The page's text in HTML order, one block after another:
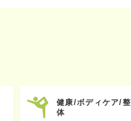
健康/ボディケア/整
体